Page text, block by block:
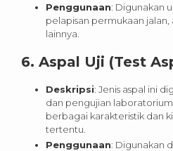
Penggunaan: Digunakan
pelapisan permukaan
lainnya.
6. Aspal Uji (Test
Deskripsi: Jenis aspal ini
dan pengujian
berbagai karakteristik dan
tertentu.
Penggunaan: Digunakan